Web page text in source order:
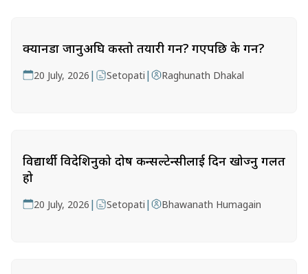
क्यानडा जानुअघि कस्तो तयारी गर्ने? गएपछि के गर्ने?
20 July, 2026 | Setopati | Raghunath Dhakal
विद्यार्थी विदेशिनुको दोष कन्सल्टेन्सीलाई दिन खोज्नु गलत
हो
20 July, 2026 | Setopati | Bhawanath Humagain